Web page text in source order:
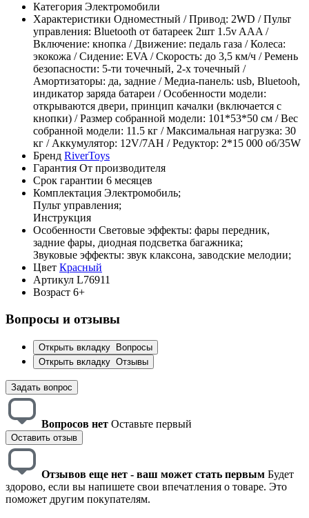
Категория Электромобили
Характеристики Одноместный / Привод: 2WD / Пульт
управления: Bluetooth от батареек 2шт 1.5v AAA /
Включение: кнопка / Движение: педаль газа / Колеса:
экокожа / Сидение: EVA / Скорость: до 3,5 км/ч / Ремень
безопасности: 5-ти точечный, 2-х точечный /
Амортизаторы: да, задние / Медиа-панель: usb, Bluetooh,
индикатор заряда батареи / Особенности модели:
открываются двери, принцип качалки (включается с
кнопки) / Размер собранной модели: 101*53*50 см / Вес
собранной модели: 11.5 кг / Максимальная нагрузка: 30
кг / Аккумулятор: 12V/7AH / Редуктор: 2*15 000 об/35W
Бренд RiverToys
Гарантия От производителя
Срок гарантии 6 месяцев
Комплектация Электромобиль;
Пульт управления;
Инструкция
Особенности Световые эффекты: фары передник,
задние фары, диодная подсветка багажника;
Звуковые эффекты: звук клаксона, заводские мелодии;
Цвет Красный
Артикул L76911
Возраст 6+
Вопросы и отзывы
Открыть вкладку
Вопросы
Открыть вкладку Отзывы
Задать вопрос
Вопросов нет Оставьте первый
Оставить отзыв
Отзывов еще нет - ваш может стать первым Будет
здорово, если вы напишете свои впечатления о товаре. Это
поможет другим покупателям.